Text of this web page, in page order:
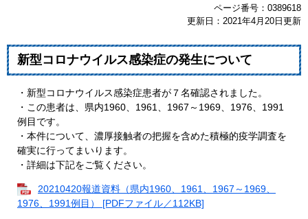
ページ番号：0389618
更新日：2021年4月20日更新
新型コロナウイルス感染症の発生について
・新型コロナウイルス感染症患者が７名確認されました。
・この患者は、県内1960、1961、1967～1969、1976、1991
例目です。
・本件について、濃厚接触者の把握を含めた積極的疫学調査を
確実に行ってまいります。
・詳細は下記をご覧ください。
20210420報道資料（県内1960、1961、1967～1969、
1976、1991例目） [PDFファイル／112KB]